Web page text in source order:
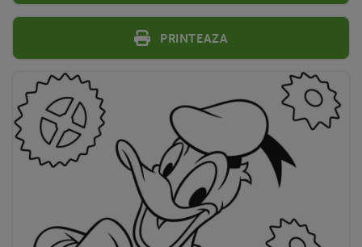
Printeaza